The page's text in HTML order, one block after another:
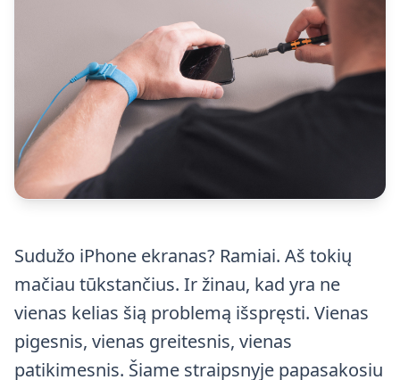
Sudužo iPhone ekranas? Ramiai. Aš tokių
mačiau tūkstančius. Ir žinau, kad yra ne
vienas kelias šią problemą išspręsti. Vienas
pigesnis, vienas greitesnis, vienas
patikimesnis. Šiame straipsnyje papasakosiu